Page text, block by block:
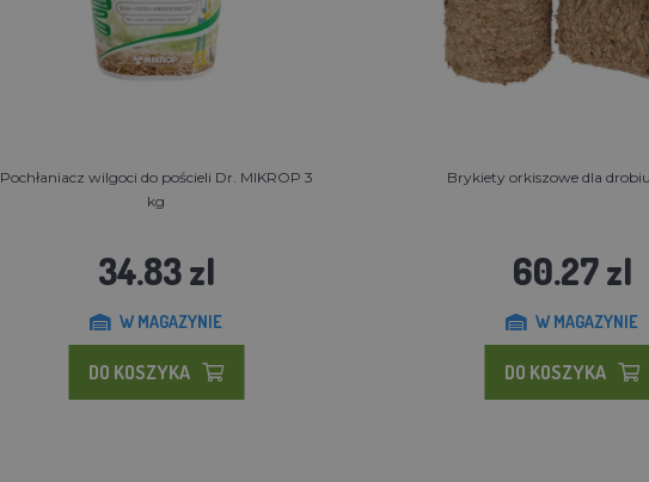
Pochłaniacz wilgoci do pościeli Dr. MIKROP 3
kg
34.83 zl
W MAGAZYNIE
DO KOSZYKA
Brykiety orkiszowe dla
60.27 zl
W MAGAZYNIE
DO KOSZYKA